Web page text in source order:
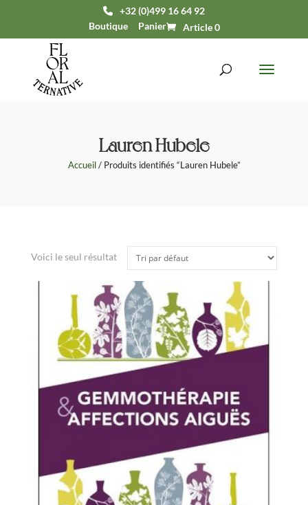
+32 (0)499 16 64 92
Boutique
Panier Article 0
Lauren Hubele
Accueil/ Produits identifiés “Lauren Hubele”
Voici le seul résultat